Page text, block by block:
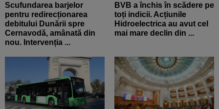
Scufundarea barjelor
pentru redirecționarea
debitului Dunării spre
Cernavodă, amânată din
nou. Intervenția ...
BVB a închis în scădere pe
toți indicii. Acțiunile
Hidroelectrica au avut cel
mai mare declin din ...